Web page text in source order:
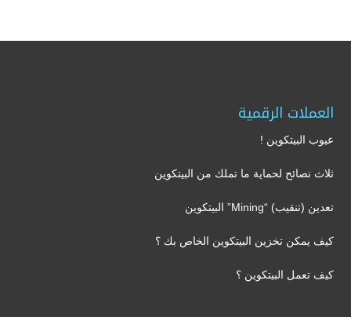
العملات الرقمية
عيوب البيتكوين !
ثلاث نصائح لحماية ما تملك من البيتكوين
تعدين (تنقيب) “Mining” البيتكوين
كيف يمكن تخزين البيتكوين الخاص بك ؟
كيف تعمل البيتكوين ؟